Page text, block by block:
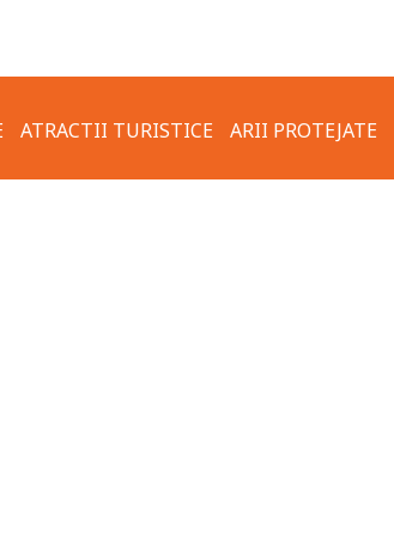
ATRACTII TURISTICE ARII PROTEJATE